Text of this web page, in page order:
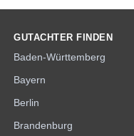
GUTACHTER FINDEN
Baden-Württemberg
Bayern
Berlin
Brandenburg